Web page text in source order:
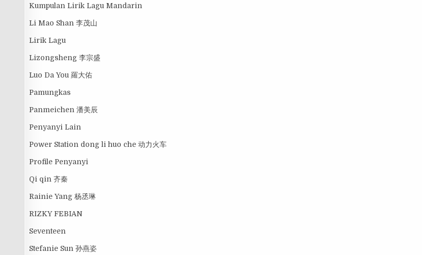
Kumpulan Lirik Lagu Mandarin
Li Mao Shan 李茂山
Lirik Lagu
Lizongsheng 李宗盛
Luo Da You 羅大佑
Pamungkas
Panmeichen 潘美辰
Penyanyi Lain
Power Station dong li huo che 动力火车
Profile Penyanyi
Qi qin 齐秦
Rainie Yang 杨丞琳
RIZKY FEBIAN
Seventeen
Stefanie Sun 孙燕姿